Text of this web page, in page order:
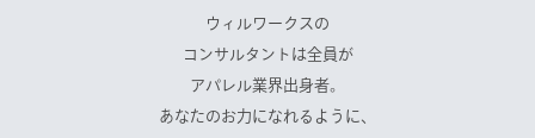
ウィルワークスの
コンサルタントは全員が
アパレル業界出身者。
あなたのお力になれるように、